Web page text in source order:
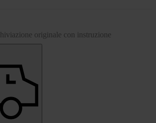
originale con instruzione